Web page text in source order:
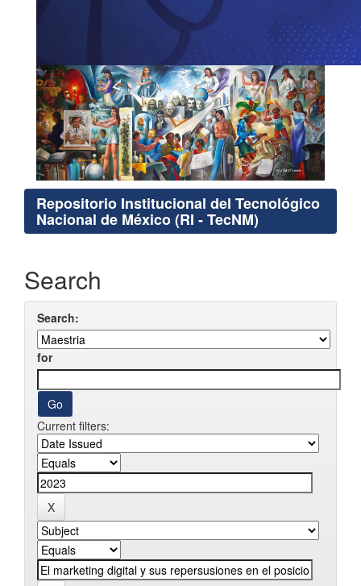
Repositorio Institucional del Tecnológico
Nacional de México (RI - TecNM)
Search
Search:
for
Current filters: